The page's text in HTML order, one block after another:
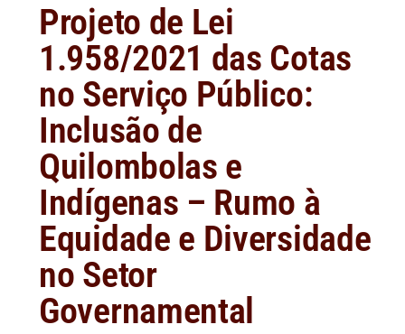
Projeto de Lei
1.958/2021 das Cotas
no Serviço Público:
Inclusão de
Quilombolas e
Indígenas – Rumo à
Equidade e Diversidade
no Setor
Governamental